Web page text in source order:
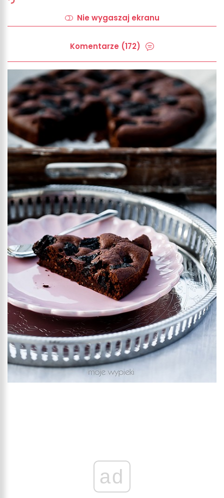
Nie wygaszaj ekranu
Komentarze (172)
ad